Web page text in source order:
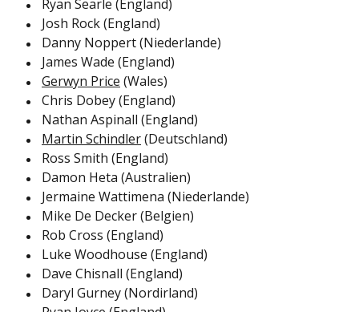
Ryan Searle (England)
Josh Rock (England)
Danny Noppert (Niederlande)
James Wade (England)
Gerwyn Price (Wales)
Chris Dobey (England)
Nathan Aspinall (England)
Martin Schindler(Deutschland)
Ross Smith (England)
Damon Heta (Australien)
Jermaine Wattimena (Niederlande)
Mike De Decker (Belgien)
Rob Cross (England)
Luke Woodhouse (England)
Dave Chisnall (England)
Daryl Gurney (Nordirland)